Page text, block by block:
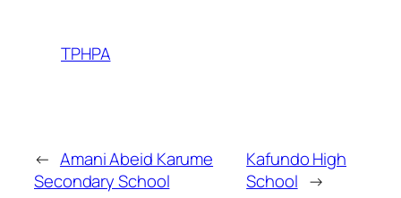
TPHPA
← Amani Abeid Karume
Secondary School
Kafundo High
School →